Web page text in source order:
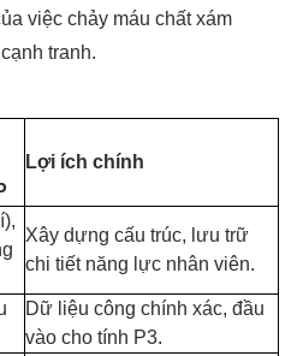
việc chảy máu chất xám
tranh.
Lợi ích chính
Xây dựng cấu trúc, lưu trữ
chi tiết năng lực nhân viên.
Dữ liệu công chính xác, đầu
vào cho tính P3.